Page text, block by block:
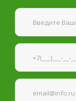
Я согласен на